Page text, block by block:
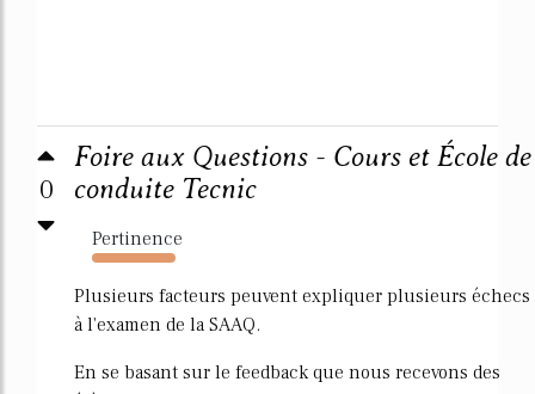
0
Foire aux Questions - Cours et École de
conduite Tecnic
Pertinence
451%
Plusieurs facteurs peuvent expliquer plusieurs échecs
à l'examen de la SAAQ.
En se basant sur le feedback que nous recevons des